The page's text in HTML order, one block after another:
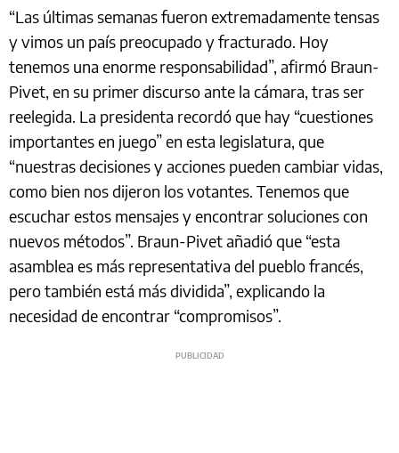
“Las últimas semanas fueron extremadamente tensas
y vimos un país preocupado y fracturado. Hoy
tenemos una enorme responsabilidad”, afirmó Braun-
Pivet, en su primer discurso ante la cámara, tras ser
reelegida. La presidenta recordó que hay “cuestiones
importantes en juego” en esta legislatura, que
“nuestras decisiones y acciones pueden cambiar vidas,
como bien nos dijeron los votantes. Tenemos que
escuchar estos mensajes y encontrar soluciones con
nuevos métodos”. Braun-Pivet añadió que “esta
asamblea es más representativa del pueblo francés,
pero también está más dividida”, explicando la
necesidad de encontrar “compromisos”.